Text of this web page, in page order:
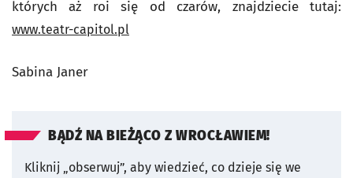
których aż roi się od czarów, znajdziecie tutaj:
www.teatr-capitol.pl
Sabina Janer
BĄDŹ NA BIEŻĄCO Z WROCŁAWIEM!
Kliknij „obserwuj”, aby wiedzieć, co dzieje się we